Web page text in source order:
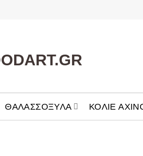
ΘΑΛΑΣΣOΞΥΛΑ ΚΟΛΙΕ